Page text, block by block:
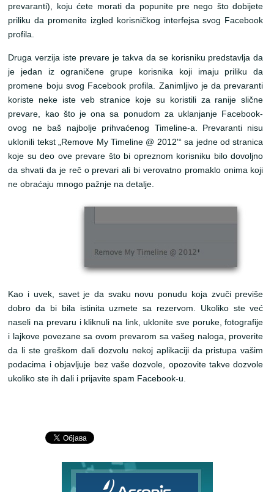
prevaranti), koju ćete morati da popunite pre nego što dobijete
priliku da promenite izgled korisničkog interfejsa svog Facebook
profila.
Druga verzija iste prevare je takva da se korisniku predstavlja da
je jedan iz ograničene grupe korisnika koji imaju priliku da
promene boju svog Facebook profila. Zanimljivo je da prevaranti
koriste neke iste veb stranice koje su koristili za ranije slične
prevare, kao što je ona sa ponudom za uklanjanje Facebook-
ovog ne baš najbolje prihvaćenog Timeline-a. Prevaranti nisu
uklonili tekst „Remove My Timeline @ 2012'“ sa jedne od stranica
koje su deo ove prevare što bi opreznom korisniku bilo dovoljno
da shvati da je reč o prevari ali bi verovatno promaklo onima koji
ne obraćaju mnogo pažnje na detalje.
Kao i uvek, savet je da svaku novu ponudu koja zvuči previše
dobro da bi bila istinita uzmete sa rezervom. Ukoliko ste već
naseli na prevaru i kliknuli na link, uklonite sve poruke, fotografije
i lajkove povezane sa ovom prevarom sa vašeg naloga, proverite
da li ste greškom dali dozvolu nekoj aplikaciji da pristupa vašim
podacima i objavljuje bez vaše dozvole, opozovite takve dozvole
ukoliko ste ih dali i prijavite spam Facebook-u.